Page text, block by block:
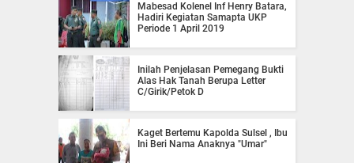
Mabesad Kolenel Inf Henry Batara,
Hadiri Kegiatan Samapta UKP
Periode 1 April 2019
Inilah Penjelasan Pemegang Bukti
Alas Hak Tanah Berupa Letter
C/Girik/Petok D
Kaget Bertemu Kapolda Sulsel , Ibu
Ini Beri Nama Anaknya "Umar"